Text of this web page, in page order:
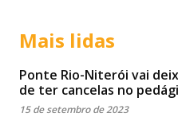
Mais lidas
Ponte Rio-Niterói vai
de ter cancelas no
15 de setembro de 2023